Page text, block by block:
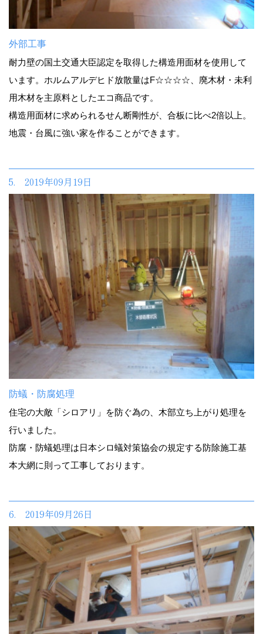
外部工事
耐力壁の国土交通大臣認定を取得した構造用面材を使用して
います。ホルムアルデヒド放散量はF☆☆☆☆、廃木材・未利
用木材を主原料としたエコ商品です。
構造用面材に求められるせん断剛性が、合板に比べ2倍以上。
地震・台風に強い家を作ることができます。
5. 2019年09月19日
防蟻・防腐処理
住宅の大敵「シロアリ」を防ぐ為の、木部立ち上がり処理を
行いました。
防腐・防蟻処理は日本シロ蟻対策協会の規定する防除施工基
本大網に則って工事しております。
6. 2019年09月26日